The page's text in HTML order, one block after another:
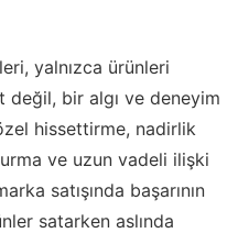
yalnızca ürünleri
değil, bir algı ve deneyim
hissettirme, nadirlik
ve uzun vadeli ilişki
satışında başarının
satarken aslında